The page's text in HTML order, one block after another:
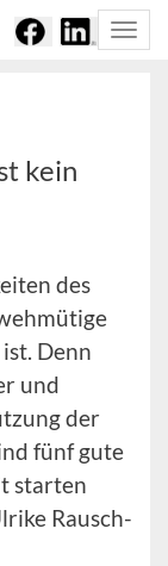
kein
des
Denn
und
der
fünf gute
starten
Rausch-